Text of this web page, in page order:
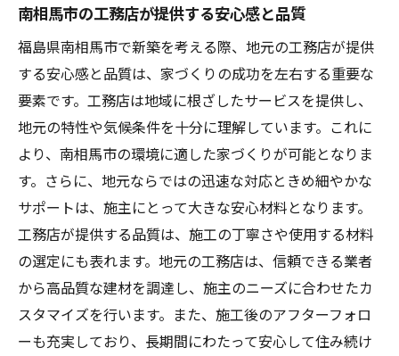
の秘訣
信頼できる工務店の見極め方と選び方
南相馬市の工務店選びでチェックすべき要
素
成功する新築のための工務店選びのステッ
安心の新築を実現するための工務店選定の
基準
工務店選びが家づくりの鍵南相馬市での新築の
第一歩
信頼の工務店が家づくりにおける重要な役
割を果たす理由
南相馬市の工務店が提供する安心感と品質
福島県南相馬市で新築を考える際、地元の工務店が提供
する安心感と品質は、家づくりの成功を左右する重要な
要素です。工務店は地域に根ざしたサービスを提供し、
地元の特性や気候条件を十分に理解しています。これに
より、南相馬市の環境に適した家づくりが可能となりま
す。さらに、地元ならではの迅速な対応ときめ細やかな
サポートは、施主にとって大きな安心材料となります。
工務店が提供する品質は、施工の丁寧さや使用する材料
の選定にも表れます。地元の工務店は、信頼できる業者
から高品質な建材を調達し、施主のニーズに合わせたカ
スタマイズを行います。また、施工後のアフターフォロ
ーも充実しており、長期間にわたって安心して住み続け